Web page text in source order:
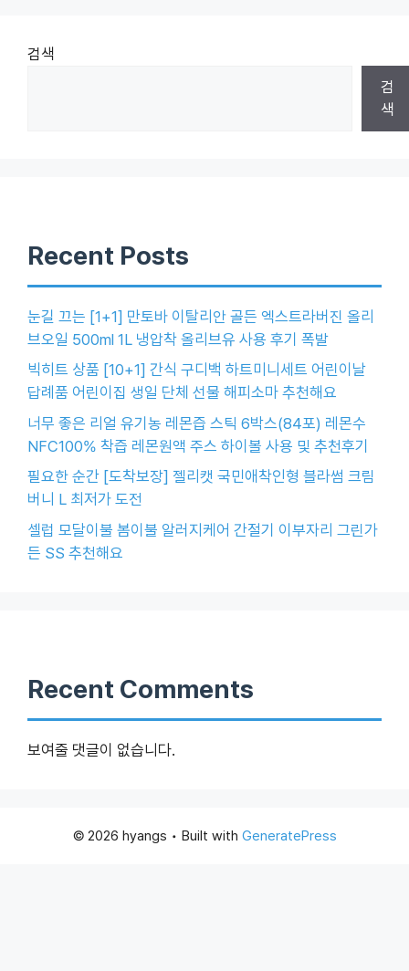
검색
검
색
Recent Posts
눈길 끄는 [1+1] 만토바 이탈리안 골든 엑스트라버진 올리
브오일 500ml 1L 냉압착 올리브유 사용 후기 폭발
빅히트 상품 [10+1] 간식 구디백 하트미니세트 어린이날
답례품 어린이집 생일 단체 선물 해피소마 추천해요
너무 좋은 리얼 유기농 레몬즙 스틱 6박스(84포) 레몬수
NFC100% 착즙 레몬원액 주스 하이볼 사용 및 추천후기
필요한 순간 [도착보장] 젤리캣 국민애착인형 블라썸 크림
버니 L 최저가 도전
셀럽 모달이불 봄이불 알러지케어 간절기 이부자리 그린가
든 SS 추천해요
Recent Comments
보여줄 댓글이 없습니다.
© 2026 hyangs • Built with GeneratePress